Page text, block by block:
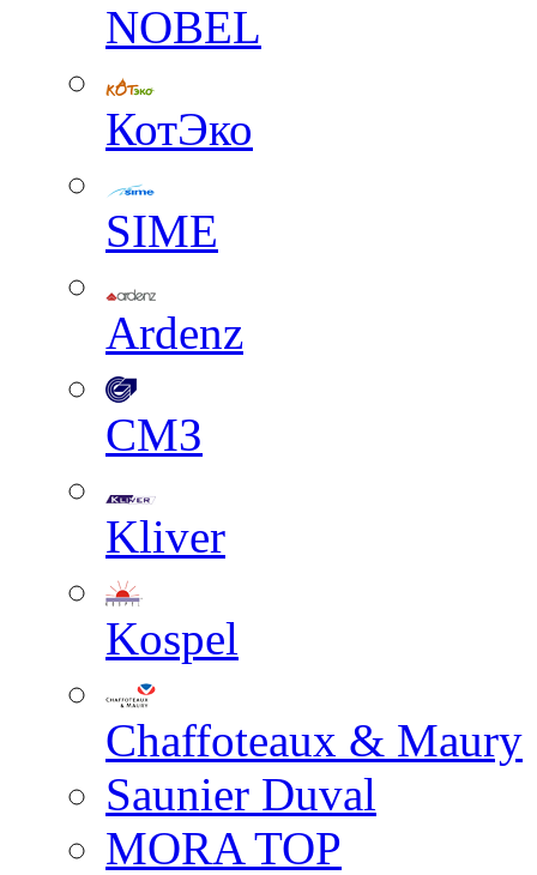
NOBEL
КотЭко
SIME
Ardenz
СМЗ
Kliver
Kospel
Chaffoteaux & Maury
Saunier Duval
MORA TOP